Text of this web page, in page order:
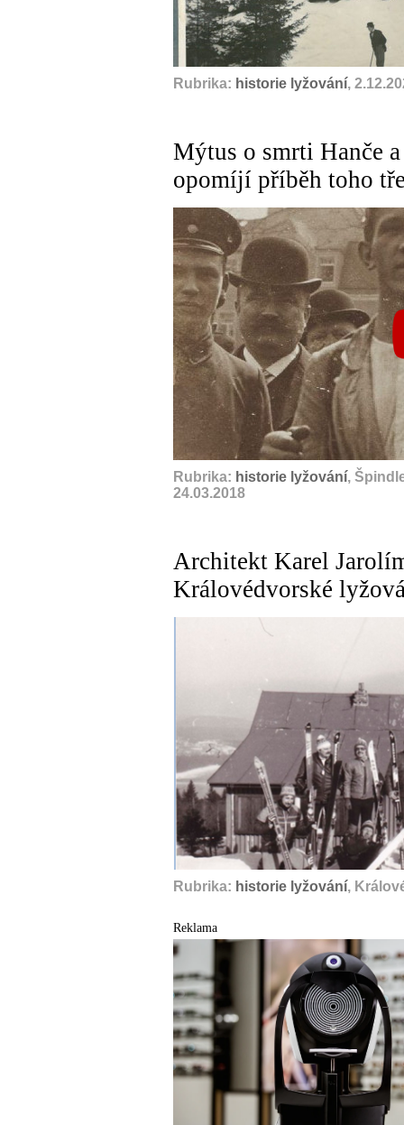
Rubrika: historie lyžování,
Mýtus o smrti Hanče
opomíjí příběh toho
Rubrika: historie lyžování,
24.03.2018
Architekt Karel
Královédvorské
Rubrika: historie lyžování,
Reklama